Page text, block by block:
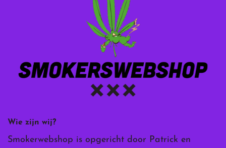
Wie zijn wij?
Smokerwebshop is opgericht door Patrick en